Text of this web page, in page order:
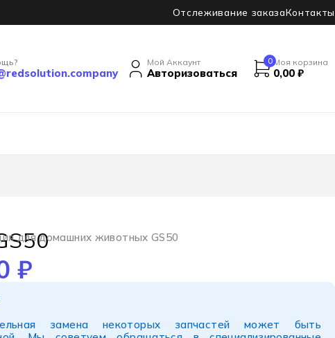
Отслеживание заказаКонтакты
Мой Аккаунт
Авторизоваться
0 Моя корзина
0,00 ₽
для домашних животных GS50
₽
замена некоторых запчастей может быть